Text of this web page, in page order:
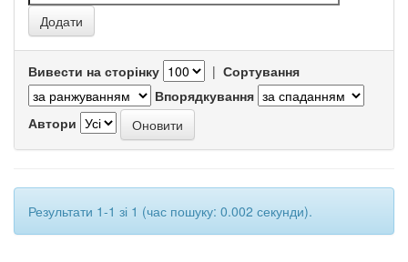
Вивести на сторінку | Сортування
Впорядкування
Автори
Результати 1-1 зі 1 (час пошуку: 0.002 секунди).